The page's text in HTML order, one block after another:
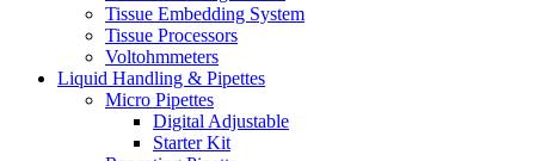
Tissue Embedding System
Tissue Processors
Voltohmmeters
Liquid Handling & Pipettes
Micro Pipettes
Digital Adjustable
Starter Kit